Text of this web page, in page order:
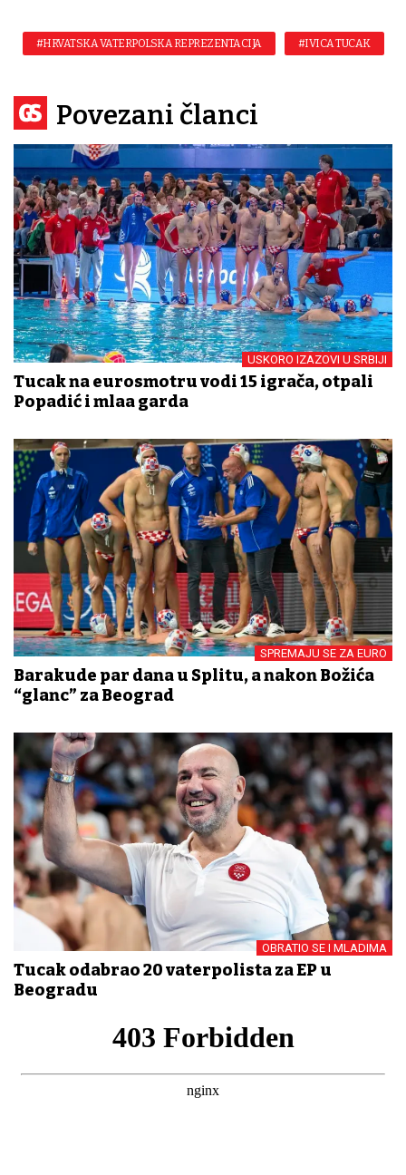
#HRVATSKA VATERPOLSKA REPREZENTACIJA #IVICA TUCAK
Povezani članci
USKORO IZAZOVI U SRBIJI
Tucak na eurosmotru vodi 15 igrača, otpali
Popadić i mlađa garda
SPREMAJU SE ZA EURO
Barakude par dana u Splitu, a nakon Božića
“glanc” za Beograd
OBRATIO SE I MLADIMA
Tucak odabrao 20 vaterpolista za EP u
Beogradu